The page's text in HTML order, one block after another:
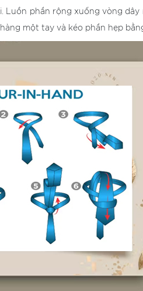
phần rộng xuống vòng dây
một tay và kéo phần hẹp